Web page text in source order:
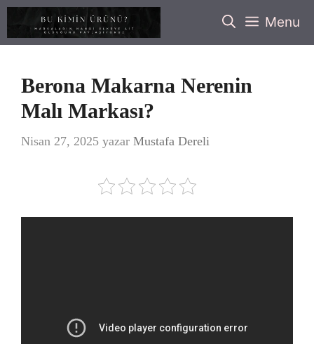
İçeriğe
Menu
Berona Makarna Nerenin
Malı Markası?
Nisan 27, 2025 yazar Mustafa Dereli